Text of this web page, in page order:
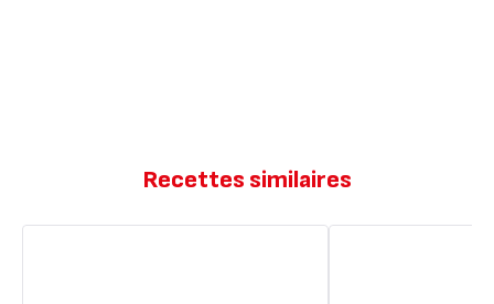
Recettes similaires